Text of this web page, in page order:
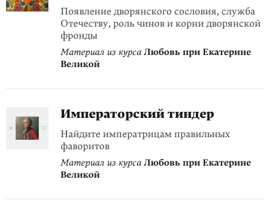
Появление дворянского сословия, служба
Отечеству, роль чинов и корни дворянской
фронды
Материал из курса Любовь при Екатерине
Великой
Императорский тиндер
Найдите императрицам правильных
фаворитов
Материал из курса Любовь при Екатерине
Великой